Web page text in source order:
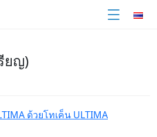
ยญ)
ด้วยโทเค็น ULTIMA